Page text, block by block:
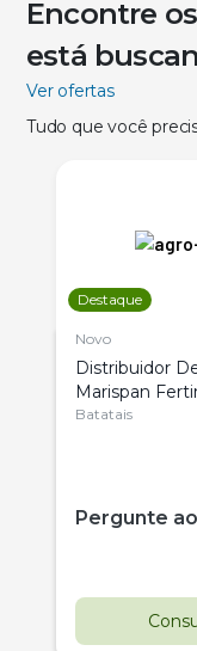
Encontre
está
Ver ofertas
Tudo que você
Destaque
Novo
Distribuidor
Marispan
Citrus
Batatais
Pergunte